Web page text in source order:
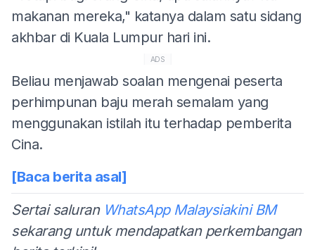
makanan mereka," katanya dalam satu sidang
akhbar di Kuala Lumpur hari ini.
ADS
Beliau menjawab soalan mengenai peserta
perhimpunan baju merah semalam yang
menggunakan istilah itu terhadap pemberita
Cina.
[Baca berita asal]
Sertai saluran WhatsApp Malaysiakini BM
sekarang untuk mendapatkan perkembangan